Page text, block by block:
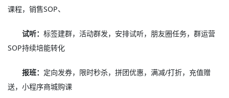
课程，销售SOP、
试听：标签建群，活动群发，安排试听，朋友圈任务，群运营
SOP持续培能转化
报班： 定向发券，限时秒杀，拼团优惠，满减/打折，充值赠
送，小程序商城购课